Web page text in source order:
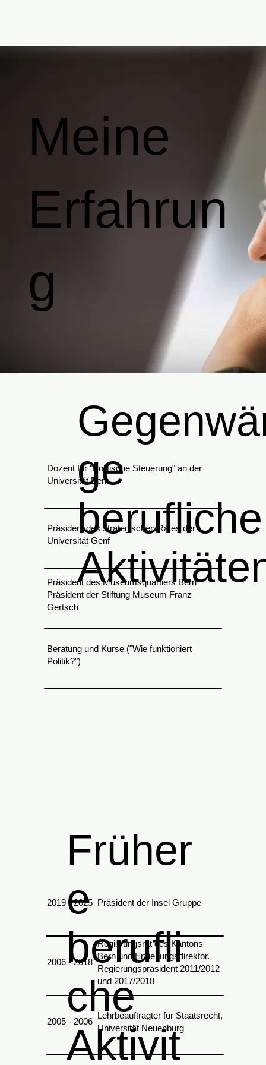
ge
berufliche
Dozent für "Politische Steuerung" an der
Universität Bern
Präsident des strategischen Rates der
Universität Genf
Präsident des Museumsquartiers Bern
Präsident der Stiftung Museum Franz
Gertsch
Beratung und Kurse ("Wie funktioniert
Politik?")
Meine
Erfahrun
g
Früher
e
berufli
che
Aktivit
2019 - 2025 Präsident der Insel Gruppe
2006 - 2018
Regierungsrat des Kantons
Bern und Erziehungsdirektor.
Regierungspräsident 2011/2012
und 2017/2018
2005 - 2006
Lehrbeauftragter für Staatsrecht,
Universität Neuenburg